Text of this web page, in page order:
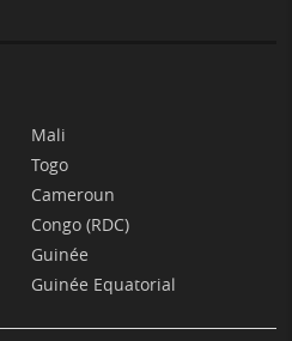
Mali
Togo
Cameroun
Congo (RDC)
Guinée
Guinée Equatorial